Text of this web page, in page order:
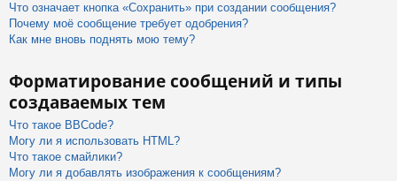
Что означает кнопка «Сохранить» при создании сообщения?
Почему моё сообщение требует одобрения?
Как мне вновь поднять мою тему?
Форматирование сообщений и типы
создаваемых тем
Что такое BBCode?
Могу ли я использовать HTML?
Что такое смайлики?
Могу ли я добавлять изображения к сообщениям?